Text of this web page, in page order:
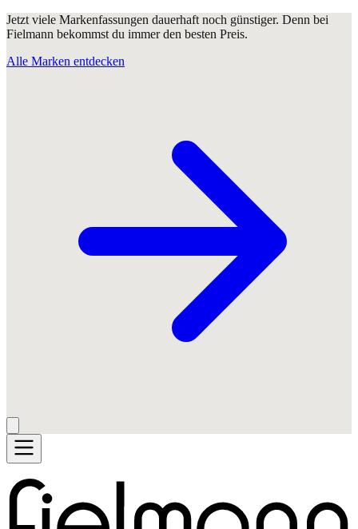
Jetzt viele Markenfassungen dauerhaft noch günstiger. Denn bei
Fielmann bekommst du immer den besten Preis.
Alle Marken entdecken